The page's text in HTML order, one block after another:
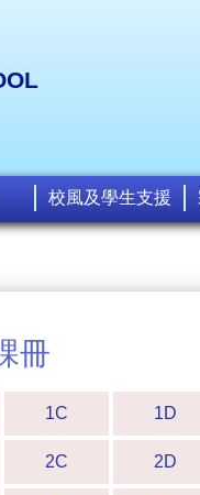
校風及學生支援
冊
1C 1D
2C 2D